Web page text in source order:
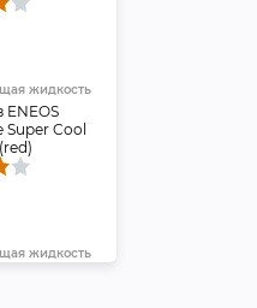
жидкость
Cool
жидкость